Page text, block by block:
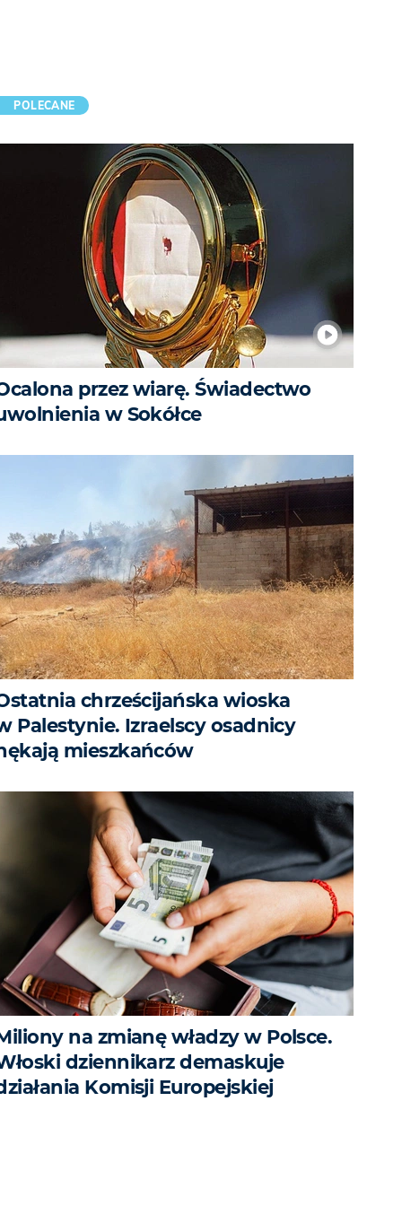
POLECANE
przez wiarę. Świadectwo
w Sokółce
chrześcijańska wioska
Palestynie. Izraelscy osadnicy
mieszkańców
na zmianę władzy w Polsce.
dziennikarz demaskuje
Komisji Europejskiej